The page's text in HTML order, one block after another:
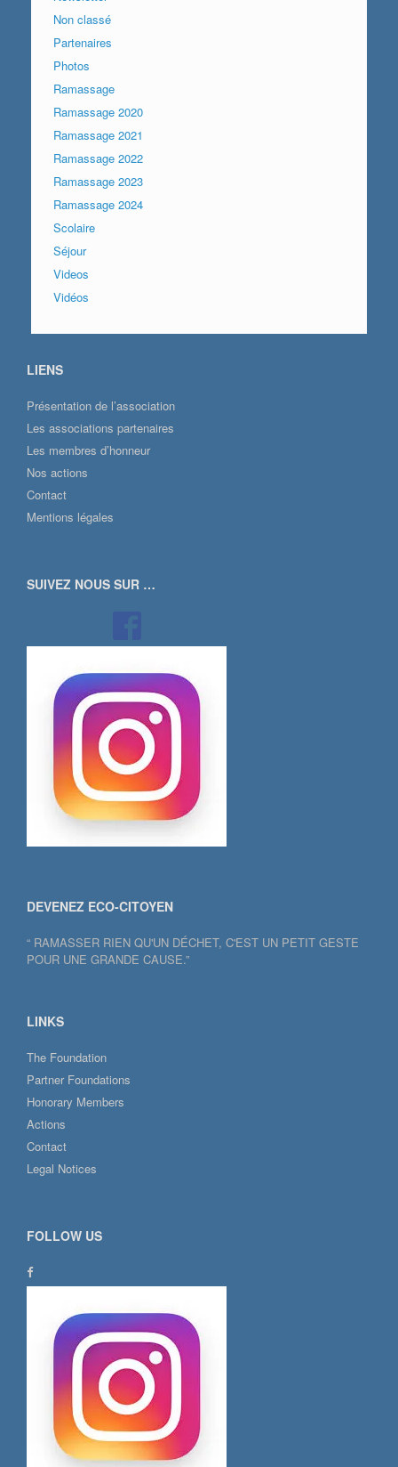
Non classé
Partenaires
Photos
Ramassage
Ramassage 2020
Ramassage 2021
Ramassage 2022
Ramassage 2023
Ramassage 2024
Scolaire
Séjour
Videos
Vidéos
LIENS
Présentation de l’association
Les associations partenaires
Les membres d’honneur
Nos actions
Contact
Mentions légales
SUIVEZ NOUS SUR …
DEVENEZ ECO-CITOYEN
“ RAMASSER RIEN QU'UN DÉCHET, C'EST UN PETIT GESTE
POUR UNE GRANDE CAUSE.”
LINKS
The Foundation
Partner Foundations
Honorary Members
Actions
Contact
Legal Notices
FOLLOW US